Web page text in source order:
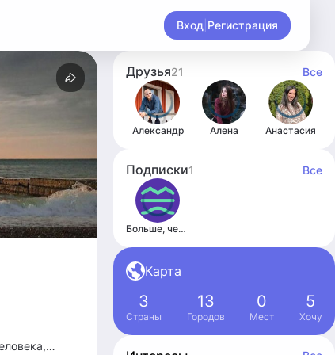
Вход Регистрация
Друзья21 Все
Александр Алена Анастасия
Подписки1 Все
Больше, чем путешествие
Карта
3
Страны
13
Городов
0
Мест
5
Хочу